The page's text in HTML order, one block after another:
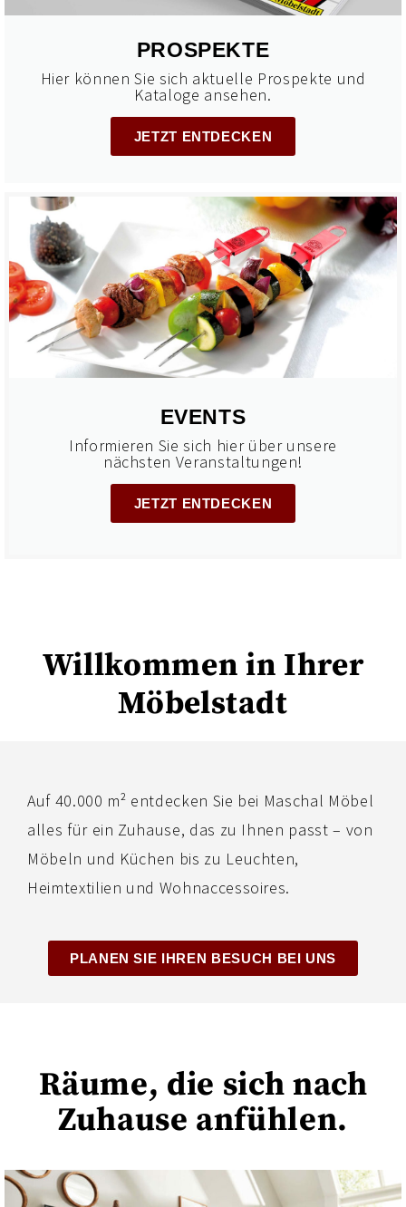
PROSPEKTE
Hier können Sie sich aktuelle Prospekte und
Kataloge ansehen.
JETZT ENTDECKEN
EVENTS
Informieren Sie sich hier über unsere
nächsten Veranstaltungen!
JETZT ENTDECKEN
Willkommen in Ihrer
Möbelstadt
Auf 40.000 m² entdecken Sie bei Maschal Möbel
alles für ein Zuhause, das zu Ihnen passt – von
Möbeln und Küchen bis zu Leuchten,
Heimtextilien und Wohnaccessoires.
PLANEN SIE IHREN BESUCH BEI UNS
Räume, die sich nach
Zuhause anfühlen.